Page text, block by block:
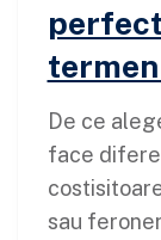
De ce
face
sau